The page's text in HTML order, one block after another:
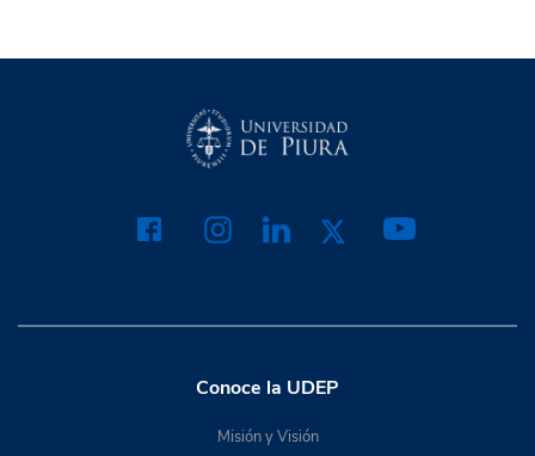
Conoce la UDEP
Misión y Visión